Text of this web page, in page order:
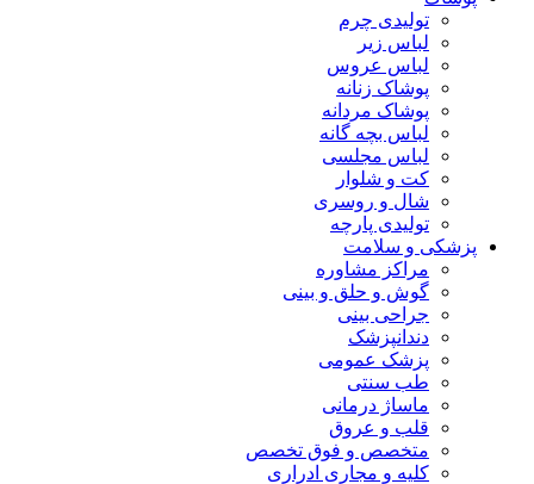
تولیدی چرم
لباس زیر
لباس عروس
پوشاک زنانه
پوشاک مردانه
لباس بچه گانه
لباس مجلسی
کت و شلوار
شال و روسری
تولیدی پارچه
پزشکی و سلامت
مراکز مشاوره
گوش و حلق و بینی
جراحی بینی
دندانپزشک
پزشک عمومی
طب سنتی
ماساژ درمانی
قلب و عروق
متخصص و فوق تخصص
کلیه و مجاری ادراری